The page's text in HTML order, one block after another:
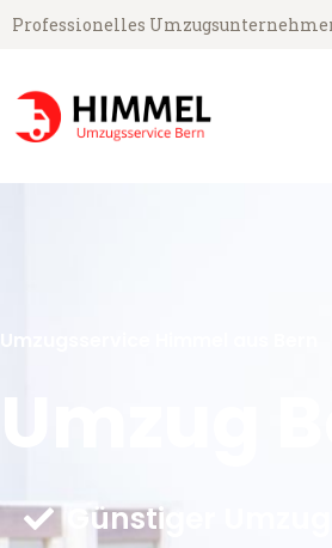
Professionelles
Umzug
Günstiger